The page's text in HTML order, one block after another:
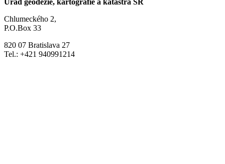
Úrad geodézie, kartografie a katastra SR
Chlumeckého 2,
P.O.Box 33
820 07 Bratislava 27
Tel.: +421 940991214